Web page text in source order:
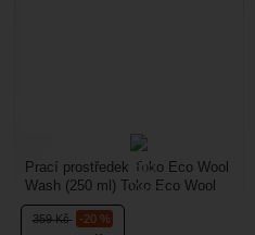
359Kč -20 %
Prací prostředek Toko Eco Wool
Wash (250 ml) Toko Eco Wool
Wash je ekologický tekutý prací
prostředek...